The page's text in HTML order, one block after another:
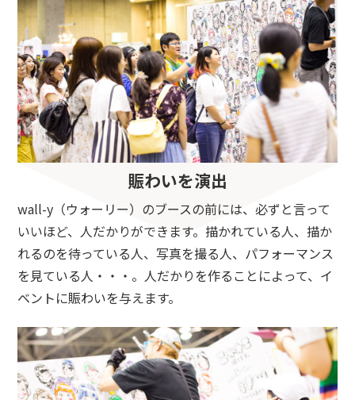
賑わいを演出
wall-y（ウォーリー）のブースの前には、必ずと言って
いいほど、人だかりができます。描かれている人、描か
れるのを待っている人、写真を撮る人、パフォーマンス
を見ている人・・・。人だかりを作ることによって、イ
ベントに賑わいを与えます。